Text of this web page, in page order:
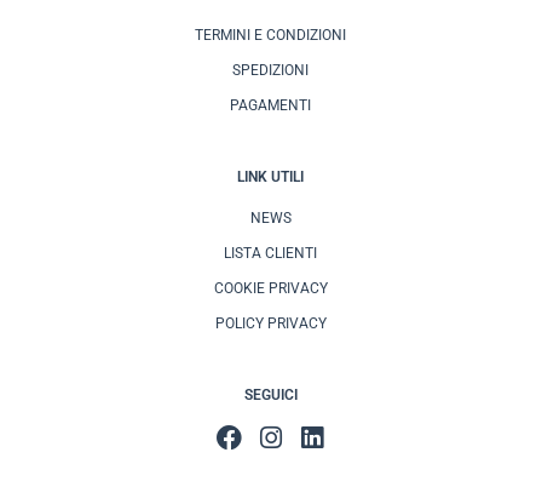
TERMINI E CONDIZIONI
SPEDIZIONI
PAGAMENTI
LINK UTILI
NEWS
LISTA CLIENTI
COOKIE PRIVACY
POLICY PRIVACY
SEGUICI